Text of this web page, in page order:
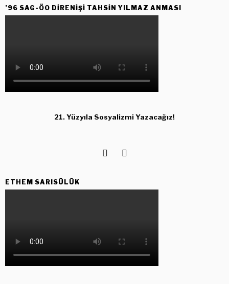
’96 SAG-ÖO DİRENİŞİ TAHSİN YILMAZ ANMASI
21. Yüzyıla Sosyalizmi Yazacağız!
ETHEM SARISÜLÜK